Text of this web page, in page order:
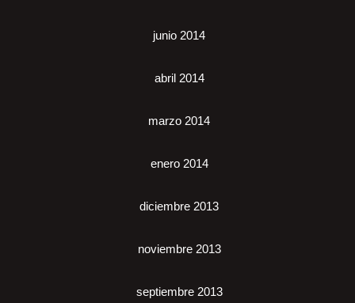
junio 2014
abril 2014
marzo 2014
enero 2014
diciembre 2013
noviembre 2013
septiembre 2013